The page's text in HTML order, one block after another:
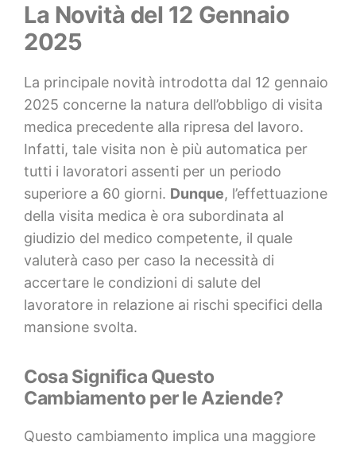
La Novità del 12 Gennaio
2025
La principale novità introdotta dal 12 gennaio
2025 concerne la natura dell’obbligo di visita
medica precedente alla ripresa del lavoro.
Infatti, tale visita non è più automatica per
tutti i lavoratori assenti per un periodo
superiore a 60 giorni. Dunque, l’effettuazione
della visita medica è ora subordinata al
giudizio del medico competente, il quale
valuterà caso per caso la necessità di
accertare le condizioni di salute del
lavoratore in relazione ai rischi specifici della
mansione svolta.
Cosa Significa Questo
Cambiamento per le Aziende?
Questo cambiamento implica una maggiore